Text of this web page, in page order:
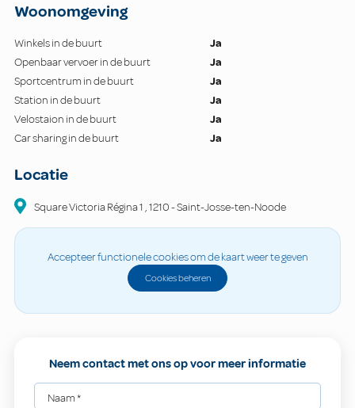
Woonomgeving
Winkels in de buurt
Ja
Openbaar vervoer in de buurt
Ja
Sportcentrum in de buurt
Ja
Station in de buurt
Ja
Velostaion in de buurt
Ja
Car sharing in de buurt
Ja
Locatie
Square Victoria Régina1 ,1210-Saint-Josse-ten-Noode
Accepteer functionele cookies om de kaart weer te geven
Cookies beheren
Neem contact met ons op voor meer informatie
Naam*